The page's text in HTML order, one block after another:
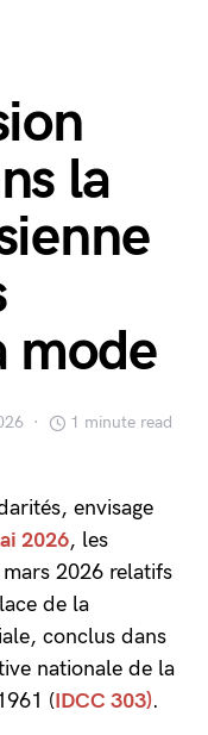
la
mode
1 minute read
envisage
2026, les
2026 relatifs
de la
conclus dans
nationale de la
(IDCC 303).